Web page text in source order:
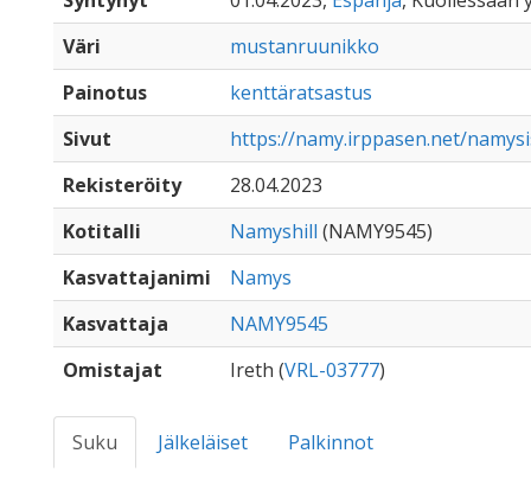
Väri
mustanruunikko
Painotus
kenttäratsastus
Sivut
https://namy.irppasen.net/
Rekisteröity
28.04.2023
Kotitalli
Namyshill (NAMY9545)
Kasvattajanimi
Namys
Kasvattaja
NAMY9545
Omistajat
Ireth (VRL-03777)
Suku Jälkeläiset
Palkinnot